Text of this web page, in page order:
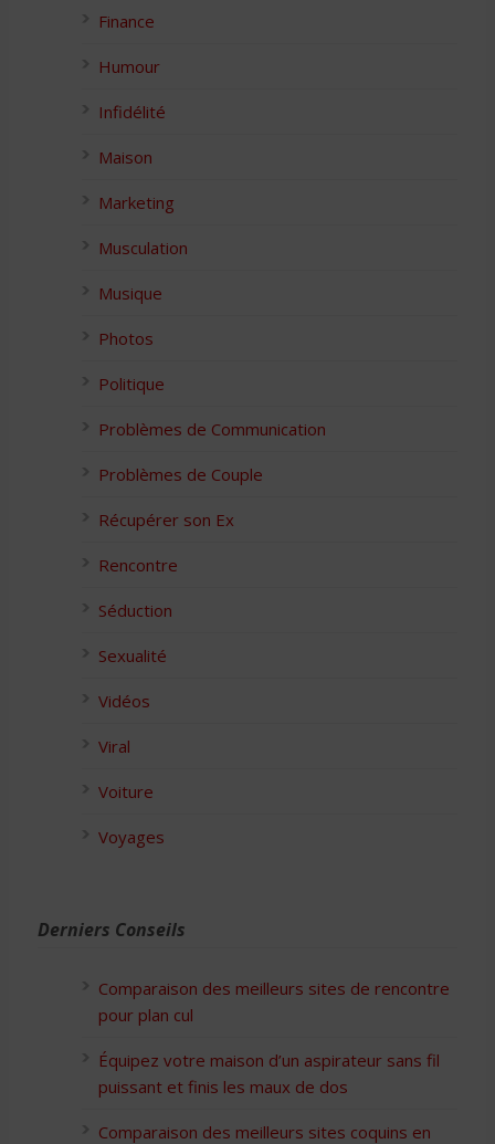
Finance
Humour
Infidélité
Maison
Marketing
Musculation
Musique
Photos
Politique
Problèmes de Communication
Problèmes de Couple
Récupérer son Ex
Rencontre
Séduction
Sexualité
Vidéos
Viral
Voiture
Voyages
Derniers Conseils
Comparaison des meilleurs sites de rencontre
pour plan cul
Équipez votre maison d’un aspirateur sans fil
puissant et finis les maux de dos
Comparaison des meilleurs sites coquins en